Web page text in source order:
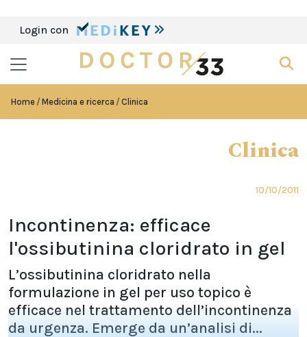
Login con
Home Medicina e ricerca Clinica
Clinica
10/10/2011
Incontinenza: efficace
l'ossibutinina cloridrato in gel
L’ossibutinina cloridrato nella
formulazione in gel per uso topico è
efficace nel trattamento dell’incontinenza
da urgenza. Emerge da un’analisi di...